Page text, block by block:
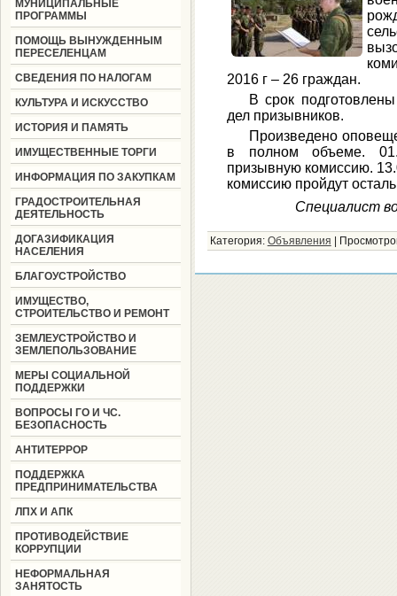
МУНИЦИПАЛЬНЫЕ
ПРОГРАММЫ
ПОМОЩЬ ВЫНУЖДЕННЫМ
ПЕРЕСЕЛЕНЦАМ
СВЕДЕНИЯ ПО НАЛОГАМ
КУЛЬТУРА И ИСКУССТВО
ИСТОРИЯ И ПАМЯТЬ
ИМУЩЕСТВЕННЫЕ ТОРГИ
ИНФОРМАЦИЯ ПО ЗАКУПКАМ
ГРАДОСТРОИТЕЛЬНАЯ
ДЕЯТЕЛЬНОСТЬ
ДОГАЗИФИКАЦИЯ
НАСЕЛЕНИЯ
БЛАГОУСТРОЙСТВО
ИМУЩЕСТВО,
СТРОИТЕЛЬСТВО И РЕМОНТ
ЗЕМЛЕУСТРОЙСТВО И
ЗЕМЛЕПОЛЬЗОВАНИЕ
МЕРЫ СОЦИАЛЬНОЙ
ПОДДЕРЖКИ
ВОПРОСЫ ГО И ЧС.
БЕЗОПАСНОСТЬ
АНТИТЕРРОР
ПОДДЕРЖКА
ПРЕДПРИНИМАТЕЛЬСТВА
ЛПХ И АПК
ПРОТИВОДЕЙСТВИЕ
КОРРУПЦИИ
НЕФОРМАЛЬНАЯ
ЗАНЯТОСТЬ
2016 г – 26 граждан.
В срок
дел призывников.
Произведено
в полном объеме.
призывную комиссию.
комиссию пройдут
Специалист
Категория: Объявления